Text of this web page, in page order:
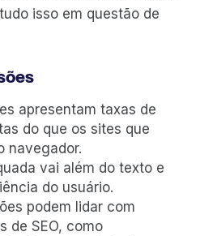
isso em questão de
apresentam taxas de
do que os sites que
navegador.
vai além do texto e
do usuário.
podem lidar com
de SEO, como